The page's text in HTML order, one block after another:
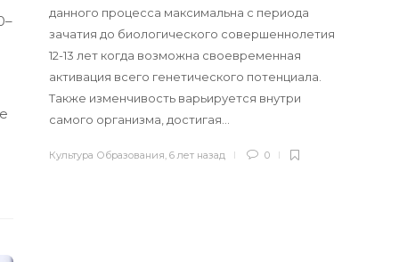
данного процесса максимальна с периода
зачатия до биологического совершеннолетия
12-13 лет когда возможна своевременная
активация всего генетического потенциала.
Также изменчивость варьируется внутри
самого организма, достигая…
Культура Образования,6 лет назад 0